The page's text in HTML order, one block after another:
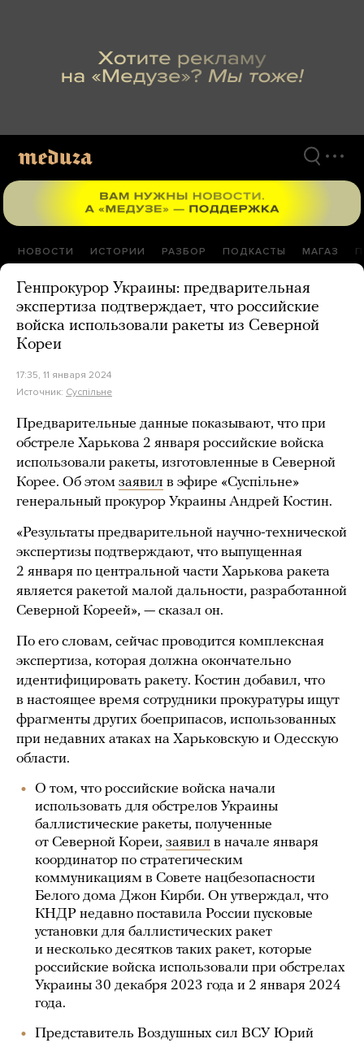
НОВОСТИ ИСТОРИИ РАЗБОР ПОДКАСТЫ МАГАЗ
Генпрокурор Украины: предварительная
экспертиза подтверждает, что российские
войска использовали ракеты из Северной
Кореи
17:35, 11 января 2024
Источник: Суспiльне
Предварительные данные показывают, что при
обстреле Харькова 2 января российские войска
использовали ракеты, изготовленные в Северной
Корее. Об этом заявил в эфире «Суспiльне»
генеральный прокурор Украины Андрей Костин.
«Результаты предварительной научно-технической
экспертизы подтверждают, что выпущенная
2 января по центральной части Харькова ракета
является ракетой малой дальности, разработанной
Северной Кореей», — сказал он.
По его словам, сейчас проводится комплексная
экспертиза, которая должна окончательно
идентифицировать ракету. Костин добавил, что
в настоящее время сотрудники прокуратуры ищут
фрагменты других боеприпасов, использованных
при недавних атаках на Харьковскую и Одесскую
области.
О том, что российские войска начали
использовать для обстрелов Украины
баллистические ракеты, полученные
от Северной Кореи, заявил в начале января
координатор по стратегическим
коммуникациям в Совете нацбезопасности
Белого дома Джон Кирби. Он утверждал, что
КНДР недавно поставила России пусковые
установки для баллистических ракет
и несколько десятков таких ракет, которые
российские войска использовали при обстрелах
Украины 30 декабря 2023 года и 2 января 2024
года.
Представитель Воздушных сил ВСУ Юрий